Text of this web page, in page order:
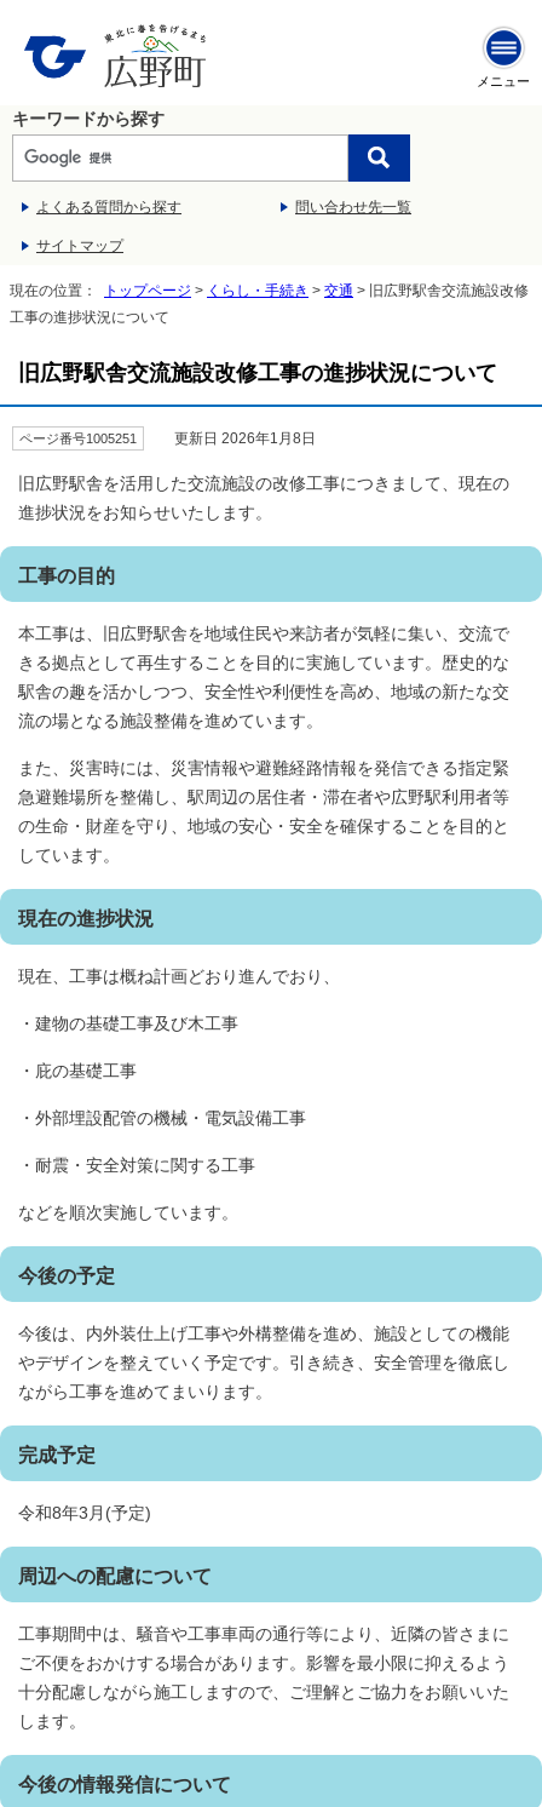
メニュー
キーワードから探す
よくある質問から探す 問い合わせ先一覧
サイトマップ
現在の位置： トップページ > くらし・手続き > 交通 > 旧広野駅舎交流施設改修
工事の進捗状況について
旧広野駅舎交流施設改修工事の進捗状況について
ページ番号1005251 更新日 2026年1月8日
旧広野駅舎を活用した交流施設の改修工事につきまして、現在の
進捗状況をお知らせいたします。
工事の目的
本工事は、旧広野駅舎を地域住民や来訪者が気軽に集い、交流で
きる拠点として再生することを目的に実施しています。歴史的な
駅舎の趣を活かしつつ、安全性や利便性を高め、地域の新たな交
流の場となる施設整備を進めています。
また、災害時には、災害情報や避難経路情報を発信できる指定緊
急避難場所を整備し、駅周辺の居住者・滞在者や広野駅利用者等
の生命・財産を守り、地域の安心・安全を確保することを目的と
しています。
現在の進捗状況
現在、工事は概ね計画どおり進んでおり、
・建物の基礎工事及び木工事
・庇の基礎工事
・外部埋設配管の機械・電気設備工事
・耐震・安全対策に関する工事
などを順次実施しています。
今後の予定
今後は、内外装仕上げ工事や外構整備を進め、施設としての機能
やデザインを整えていく予定です。引き続き、安全管理を徹底し
ながら工事を進めてまいります。
完成予定
令和8年3月(予定)
周辺への配慮について
工事期間中は、騒音や工事車両の通行等により、近隣の皆さまに
ご不便をおかけする場合があります。影響を最小限に抑えるよう
十分配慮しながら施工しますので、ご理解とご協力をお願いいた
します。
今後の情報発信について